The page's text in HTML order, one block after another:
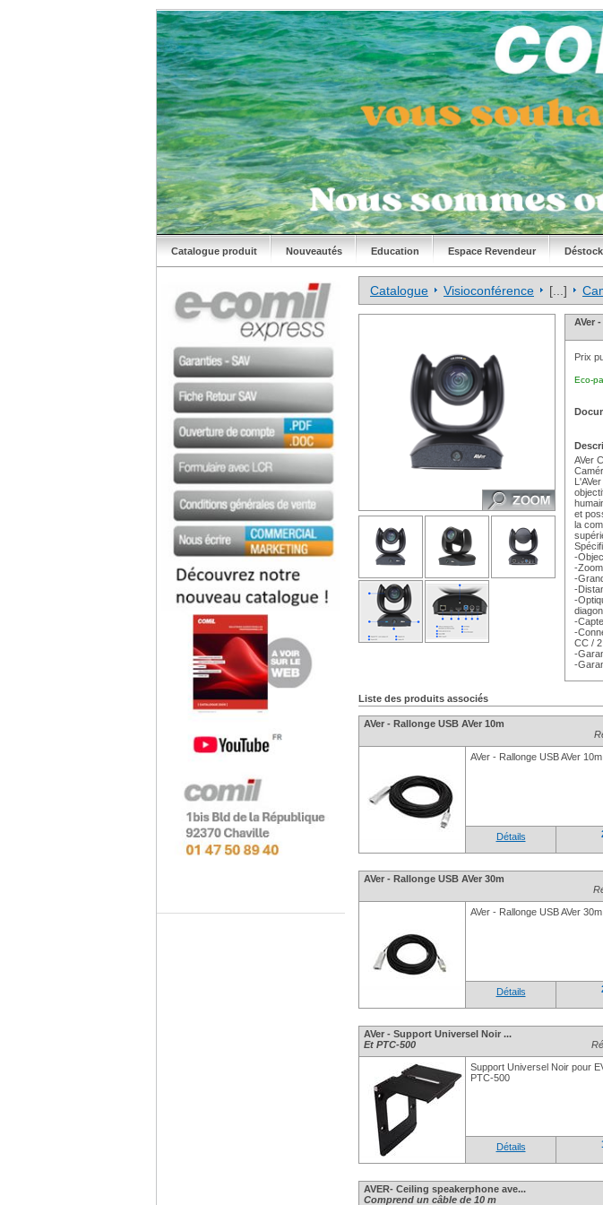
Catalogue produit Nouveautés Education Espace Revendeur
Catalogue Visioconférence [...]
AVer
Prix
Eco-
AVer
et
la
-
-
-
-
-
-
-
CC /
-
-
Liste des produits associés
AVer - Rallonge USB AVer 10m
AVer - Rallonge USB AVer 10m
Détails
AVer - Rallonge USB AVer 30m
AVer - Rallonge USB AVer 30m
Détails
AVer - Support Universel Noir ...
Et PTC-500
Support Universel Noir pour
PTC-500
Détails
AVER- Ceiling speakerphone ave...
Comprend un câble de 10 m